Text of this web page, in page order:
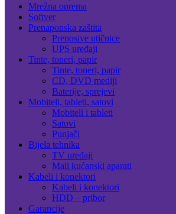
Mrežna oprema
Softver
Prenaponska zaštita
Prenosive utičnice
UPS uređaji
Tinte, toneri, papir
Tinte, toneri, papir
CD, DVD mediji
Baterije, sprejevi
Mobiteli, tableti, satovi
Mobiteli i tableti
Satovi
Punjači
Bijela tehnika
TV uređaji
Mali kućanski aparati
Kabeli i konektori
Kabeli i konektori
HDD – pribor
Garancije